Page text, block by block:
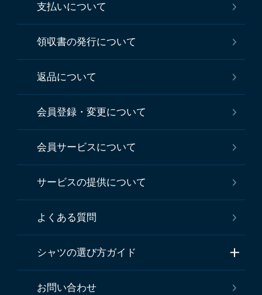
支払いについて
領収書の発行について
返品について
会員登録・変更について
会員サービスについて
サービスの提供について
よくある質問
シャツの選び方ガイド
お問い合わせ